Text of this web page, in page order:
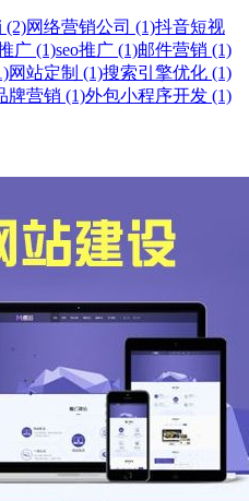
(2)网络营销公司 (1)抖音短视
广 (1)seo推广 (1)邮件营销 (1)
网站定制 (1)搜索引擎优化 (1)
牌营销 (1)外包小程序开发 (1)